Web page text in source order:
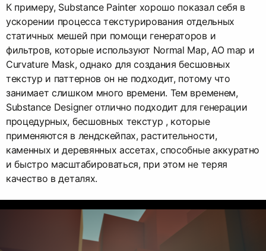
К примеру, Substance Painter хорошо показал себя в
ускорении процесса текстурирования отдельных
статичных мешей при помощи генераторов и
фильтров, которые используют Normal Map, AO map и
Curvature Mask, однако для создания бесшовных
текстур и паттернов он не подходит, потому что
занимает слишком много времени. Тем временем,
Substance Designer отлично подходит для генерации
процедурных, бесшовных текстур , которые
применяются в лендскейпах, растительности,
каменных и деревянных ассетах, способные аккуратно
и быстро масштабироваться, при этом не теряя
качество в деталях.